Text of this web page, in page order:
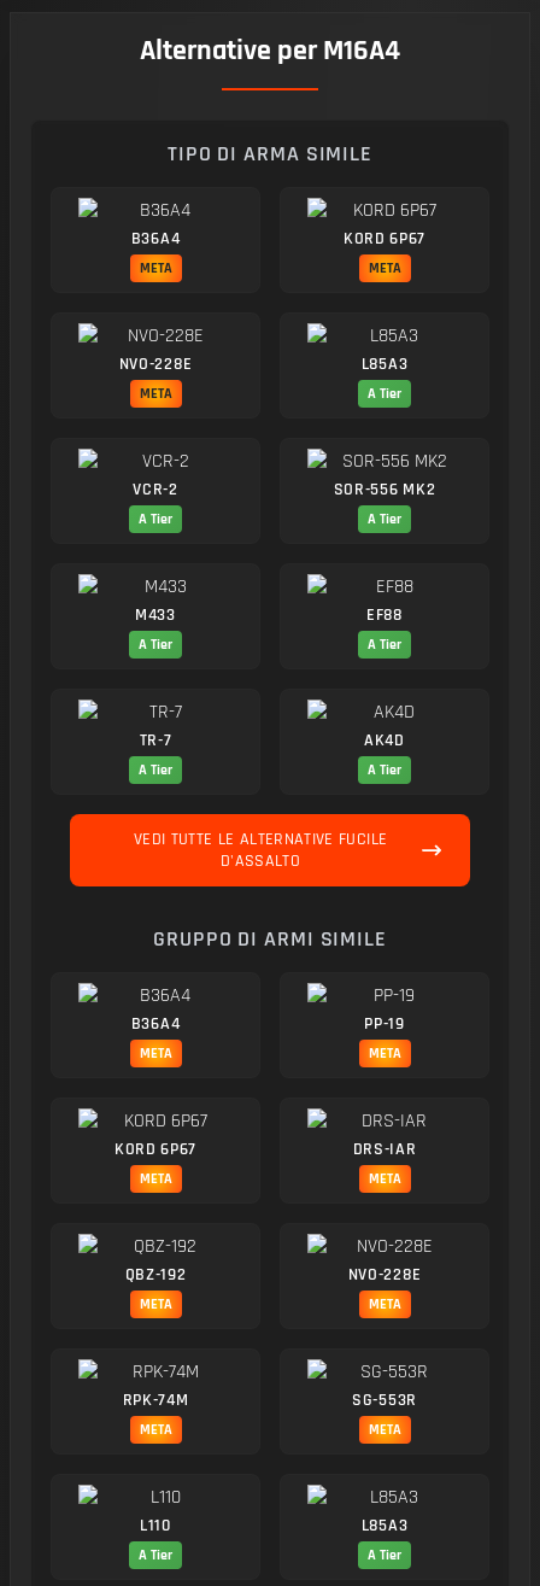
Alternative per M16A4
TIPO DI ARMA SIMILE
B36A4
META
KORD 6P67
META
NVO-228E
META
L85A3
A Tier
VCR-2
A Tier
SOR-556 MK2
A Tier
M433
A Tier
EF88
A Tier
TR-7
A Tier
AK4D
A Tier
VEDI TUTTE LE ALTERNATIVE FUCILE
D'ASSALTO
GRUPPO DI ARMI SIMILE
B36A4
META
PP-19
META
KORD 6P67
META
DRS-IAR
META
QBZ-192
META
NVO-228E
META
RPK-74M
META
SG-553R
META
L110
A Tier
L85A3
A Tier